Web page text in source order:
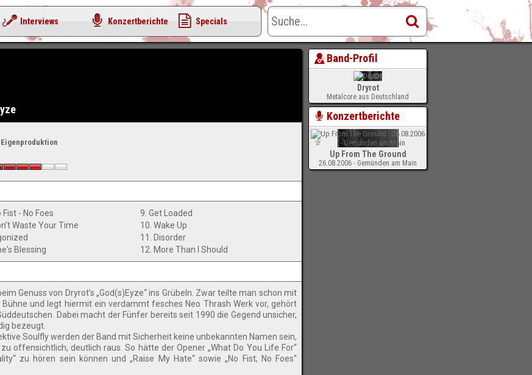
Eigenproduktion
Fist - No Foes
Waste Your Time
Blessing
9. Get Loaded
10. Wake Up
11. Disorder
12. More Than I Should
Genuss von Dryrot’s „God(s)Eyze“ ins Grübeln. Zwar teilte man schon mit
und legt hiermit ein verdammt fesches Neo Thrash Werk vor, gehört
Dabei macht der Fünfer bereits seit 1990 die Gegend unsicher,
bezeugt.
Soulfly werden der Band mit Sicherheit keine unbekannten Namen sein,
offensichtlich, deutlich raus. So hätte der Opener „What Do You Life For“
zu hören sein können und „Raise My Hate“ sowie „No Fist, No Foes“
Band-Profil
Dryrot
Metalcore aus Deutschland
Konzertberichte
Up From The Ground
26.08.2006 - Gemünden am Main
Interviews Konzertberichte Specials